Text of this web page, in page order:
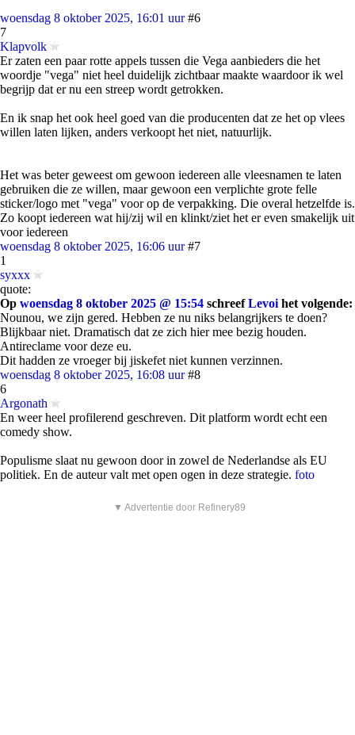
woensdag 8 oktober 2025, 16:01 uur #6
7
Klapvolk
Er zaten een paar rotte appels tussen die Vega aanbieders die het
woordje "vega" niet heel duidelijk zichtbaar maakte waardoor ik wel
begrijp dat er nu een streep wordt getrokken.
En ik snap het ook heel goed van die producenten dat ze het op vlees
willen laten lijken, anders verkoopt het niet, natuurlijk.
Het was beter geweest om gewoon iedereen alle vleesnamen te laten
gebruiken die ze willen, maar gewoon een verplichte grote felle
sticker/logo met "vega" voor op de verpakking. Die overal hetzelfde is.
Zo koopt iedereen wat hij/zij wil en klinkt/ziet het er even smakelijk uit
voor iedereen
woensdag 8 oktober 2025, 16:06 uur #7
1
syxxx
quote:
Op woensdag 8 oktober 2025 @ 15:54 schreefLevoi het volgende:
Nounou, we zijn gered. Hebben ze nu niks belangrijkers te doen?
Blijkbaar niet. Dramatisch dat ze zich hier mee bezig houden.
Antireclame voor deze eu.
Dit hadden ze vroeger bij jiskefet niet kunnen verzinnen.
woensdag 8 oktober 2025, 16:08 uur #8
6
Argonath
En weer heel profilerend geschreven. Dit platform wordt echt een
comedy show.
Populisme slaat nu gewoon door in zowel de Nederlandse als EU
politiek. En de auteur valt met open ogen in deze strategie. foto
▼ Advertentie door Refinery89